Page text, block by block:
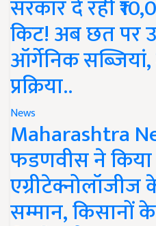
सरकार दे रही
किट! अब छत पर
ऑर्गेनिक
प्रक्रिया..
News
Maharashtra
फडणवीस ने किया
सम्मान, किसानों